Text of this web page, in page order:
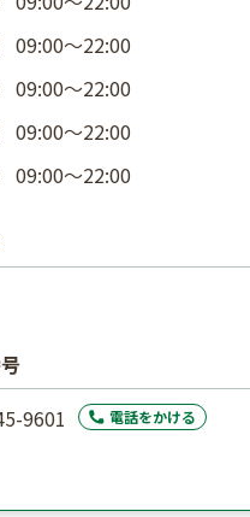
09:00〜22:00
09:00〜22:00
09:00〜22:00
09:00〜22:00
9601
電話をかける